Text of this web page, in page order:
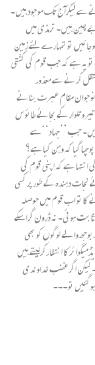
لیکرآج تک موجود ہیں۔
چین ہیں۔ ترمذی میں
تو تمہارے لئے زمین
بہترہے‘‘(جلد۲صفحہ ۵۱)حقیقت تویہ ہے کہ جب قوم کی کشتی
کرنے سے معذور
مقام عبرت بنانے
کے بجائے طائوس
جب ’’جہاد‘‘سے
گیا کہ وہن کیا ہے؟
انتہا ہے کہ اپنی قوم کی
دہندہ کے طورپر کسی
کا تو اب قوم میں حوصلہ
ہوئی۔ نہ ڈرون گراسکے
بوجھ والے لوگوں کو بھی
کا انتظارکرلیتے ہیں
لیکن اگرغضب خداوندی
تو۔۔۔